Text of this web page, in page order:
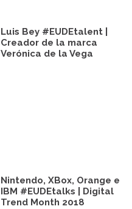
Luis Bey #EUDEtalent |
Creador de la marca
Verónica de la Vega
Nintendo, XBox, Orange e
IBM #EUDEtalks | Digital
Trend Month 2018